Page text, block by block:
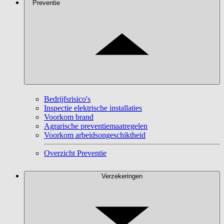
Preventie
Bedrijfsrisico's
Inspectie elektrische installaties
Voorkom brand
Agrarische preventiemaatregelen
Voorkom arbeidsongeschiktheid
Overzicht Preventie
Verzekeringen